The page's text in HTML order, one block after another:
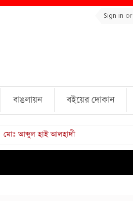
Sign in or
বাঙলায়ন বইয়ের দোকান